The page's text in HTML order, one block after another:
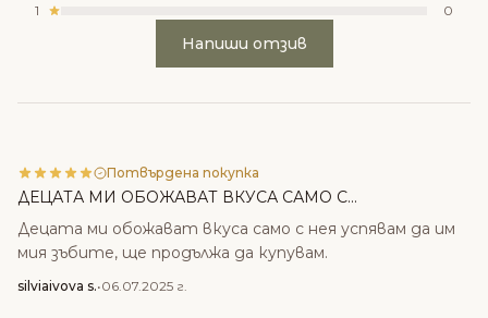
1 0
Напиши отзив
Потвърдена покупка
ДЕЦАТА МИ ОБОЖАВАТ ВКУСА САМО С...
Децата ми обожават вкуса само с нея успявам да им
мия зъбите, ще продължа да купувам.
silviaivova s.•06.07.2025 г.